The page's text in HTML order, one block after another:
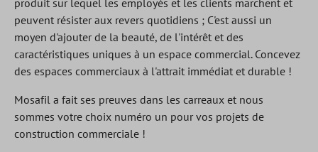
produit sur lequel les employés et les clients marchent et
peuvent résister aux revers quotidiens ; C'est aussi un
moyen d'ajouter de la beauté, de l'intérêt et des
caractéristiques uniques à un espace commercial. Concevez
des espaces commerciaux à l'attrait immédiat et durable !
Mosafil a fait ses preuves dans les carreaux et nous
sommes votre choix numéro un pour vos projets de
construction commerciale !